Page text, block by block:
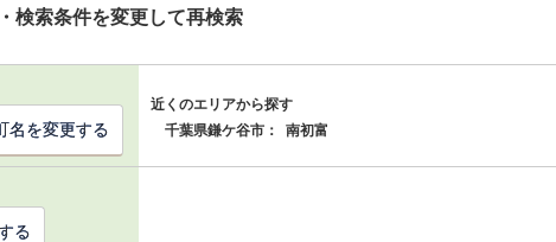
検索条件を変更して再検索
近くのエリアから探す
千葉県鎌ケ谷市：
南初富
名を変更する
る